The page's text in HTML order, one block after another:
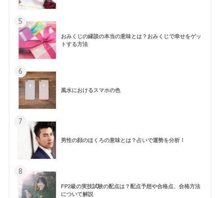
5
おみくじの縁談の本当の意味とは？おみくじで幸せをゲッ
トする方法
6
風水におけるスマホの色
7
男性の顔のほくろの意味とは？占いで運勢を分析！
8
FP2級の実技試験の配点は？配点予想や合格点、合格方法
について解説